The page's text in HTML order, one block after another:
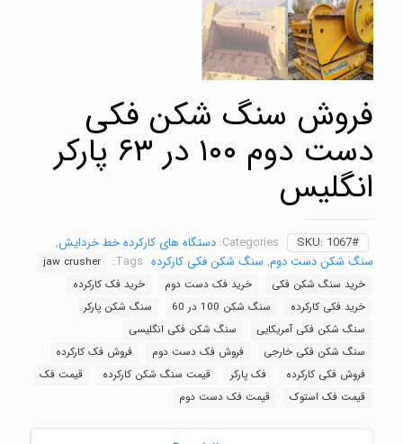
فروش سنگ شکن فکی
دست دوم ۱۰۰ در ۶۳ پارکر
انگلیس
SKU: 1067#
Categories: دستگاه های کارکرده خط خردایش,
سنگ شکن دست دوم, سنگ شکن فکی کارکرده Tags:
jaw crusher
خرید سنگ شکن فکی
خرید فک دست دوم
خرید فک کارکرده
خرید فکی کارکرده
سنگ شکن 100 در 60
سنگ شکن پارکر
سنگ شکن فکی آمریکایی
سنگ شکن فکی انگلیسی
سنگ شکن فکی خارجی
فروش فک دست دوم
فروش فک کارکرده
فروش فکی کارکرده
فک پارکر قیمت سنگ شکن کارکرده
قیمت فک
قیمت فک استوک
قیمت فک دست دوم